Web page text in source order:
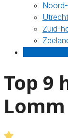
Utrecht
Zuid-
Top 9
Lomm